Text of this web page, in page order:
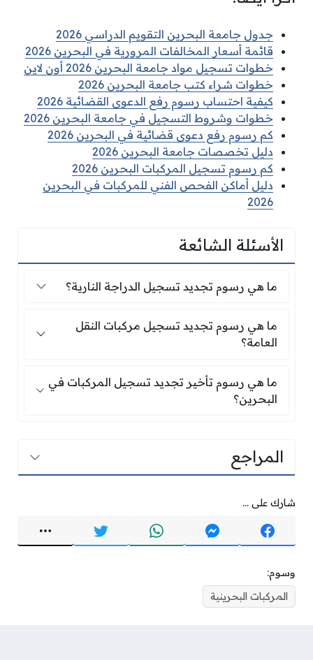
جدول جامعة البحرين التقويم الدراسي 2026
قائمة أسعار المخالفات المرورية في البحرين 2026
خطوات تسجيل مواد جامعة البحرين 2026 أون لاين
خطوات شراء كتب جامعة البحرين 2026
كيفية احتساب رسوم رفع الدعوى القضائية 2026
خطوات وشروط التسجيل في جامعة البحرين 2026
كم رسوم رفع دعوى قضائية في البحرين 2026
دليل تخصصات جامعة البحرين 2026
كم رسوم تسجيل المركبات البحرين 2026
دليل أماكن الفحص الفني للمركبات في البحرين
2026
الأسئلة الشائعة
ما هي رسوم تجديد تسجيل الدراجة النارية؟
ما هي رسوم تجديد تسجيل الدراجة النارية؟
ما هي رسوم تجديد تسجيل مركبات النقل العامة؟
ما هي رسوم تجديد تسجيل مركبات النقل
العامة؟
ما هي رسوم تأخير تجديد تسجيل المركبات في
ما هي رسوم تأخير تجديد تسجيل المركبات في
البحرين؟
المراجع
شارك على ...
وسوم:
المركبات البحرينية